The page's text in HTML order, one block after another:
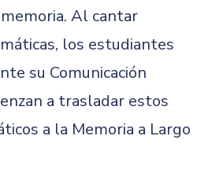
Al cantar
los estudiantes
su Comunicación
a trasladar estos
a la Memoria a Largo